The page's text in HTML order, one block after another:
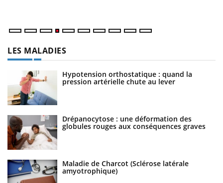
LES MALADIES
Hypotension orthostatique : quand la
pression artérielle chute au lever
Drépanocytose : une déformation des
globules rouges aux conséquences graves
Maladie de Charcot (Sclérose latérale
amyotrophique)